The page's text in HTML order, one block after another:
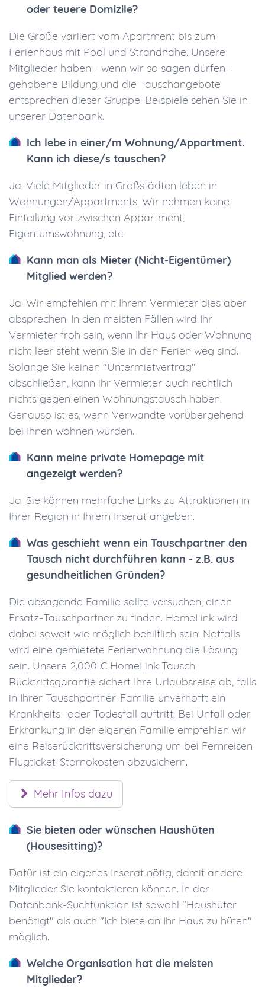
oder teuere Domizile?
Die Größe variiert vom Apartment bis zum
Ferienhaus mit Pool und Strandnähe. Unsere
Mitglieder haben - wenn wir so sagen dürfen -
gehobene Bildung und die Tauschangebote
entsprechen dieser Gruppe. Beispiele sehen Sie in
unserer Datenbank.
Ich lebe in einer/m Wohnung/Appartment.
Kann ich diese/s tauschen?
Ja. Viele Mitglieder in Großstädten leben in
Wohnungen/Appartments. Wir nehmen keine
Einteilung vor zwischen Appartment,
Eigentumswohnung, etc.
Kann man als Mieter (Nicht-Eigentümer)
Mitglied werden?
Ja. Wir empfehlen mit Ihrem Vermieter dies aber
absprechen. In den meisten Fällen wird Ihr
Vermieter froh sein, wenn Ihr Haus oder Wohnung
nicht leer steht wenn Sie in den Ferien weg sind.
Solange Sie keinen "Untermietvertrag"
abschließen, kann ihr Vermieter auch rechtlich
nichts gegen einen Wohnungstausch haben.
Genauso ist es, wenn Verwandte vorübergehend
bei Ihnen wohnen würden.
Kann meine private Homepage mit
angezeigt werden?
Ja. Sie können mehrfache Links zu Attraktionen in
Ihrer Region in Ihrem Inserat angeben.
Was geschieht wenn ein Tauschpartner den
Tausch nicht durchführen kann - z.B. aus
gesundheitlichen Gründen?
Die absagende Familie sollte versuchen, einen
Ersatz-Tauschpartner zu finden. HomeLink wird
dabei soweit wie möglich behilflich sein. Notfalls
wird eine gemietete Ferienwohnung die Lösung
sein. Unsere 2.000 € HomeLink Tausch-
Rücktrittsgarantie sichert Ihre Urlaubsreise ab, falls
in Ihrer Tauschpartner-Familie unverhofft ein
Krankheits- oder Todesfall auftritt. Bei Unfall oder
Erkrankung in der eigenen Familie empfehlen wir
eine Reiserücktrittsversicherung um bei Fernreisen
Flugticket-Stornokosten abzusichern.
Mehr Infos dazu
Sie bieten oder wünschen Haushüten
(Housesitting)?
Dafür ist ein eigenes Inserat nötig, damit andere
Mitglieder Sie kontaktieren können. In der
Datenbank-Suchfunktion ist sowohl "Haushüter
benötigt" als auch "Ich biete an Ihr Haus zu hüten"
möglich.
Welche Organisation hat die meisten
Mitglieder?